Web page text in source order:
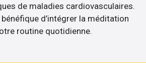
de maladies cardiovasculaires.
d’intégrer la méditation
routine quotidienne.